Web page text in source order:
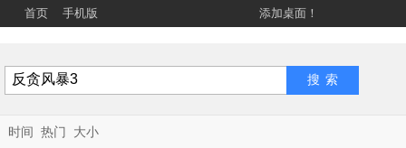
首页 手机版 添加桌面！
时间 热门 大小